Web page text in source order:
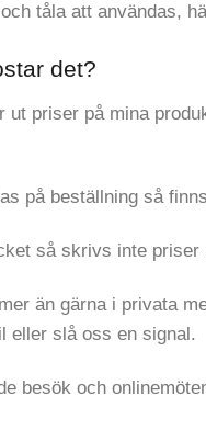
tåla att användas,
det?
priser på mina
på beställning så
så skrivs inte
än gärna i privata
eller slå oss en signal.
besök och